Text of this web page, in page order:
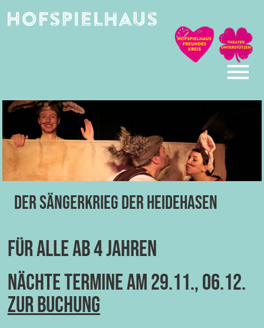
Der Sängerkrieg der Heidehasen
für alle ab 4 Jahren
Nächte Termine am 29.11., 06.12.
zur Buchung